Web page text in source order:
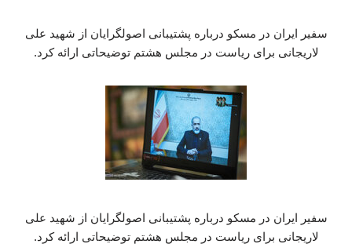
سفیر ایران در مسکو درباره پشتیبانی اصولگرایان از شهید علی
لاریجانی برای ریاست در مجلس هشتم توضیحاتی ارائه کرد.
سفیر ایران در مسکو درباره پشتیبانی اصولگرایان از شهید علی
لاریجانی برای ریاست در مجلس هشتم توضیحاتی ارائه کرد.